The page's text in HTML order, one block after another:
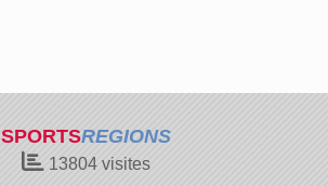
SPORTSREGIONS
13804visites